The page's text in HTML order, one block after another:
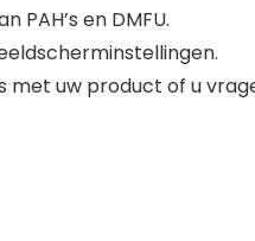
en DMFU.
met uw product of u